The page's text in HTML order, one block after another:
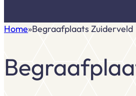
Home Begraafplaats Zuiderveld